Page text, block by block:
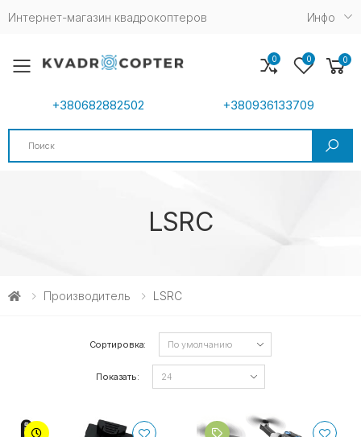
Интернет-магазин квадрокоптеров Инфо
Toggle mobile menu
+380682882502 +380936133709
Search
0 0 0
LSRC
Производитель LSRC
Сортировка:
Показать: